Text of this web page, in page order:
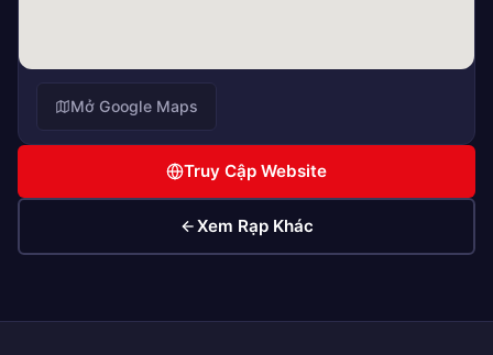
Mở Google Maps
Truy Cập Website
Xem Rạp Khác